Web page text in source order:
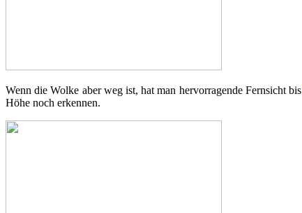
Wenn die Wolke aber weg ist, hat man hervorragende Fernsicht bis
Höhe noch erkennen.